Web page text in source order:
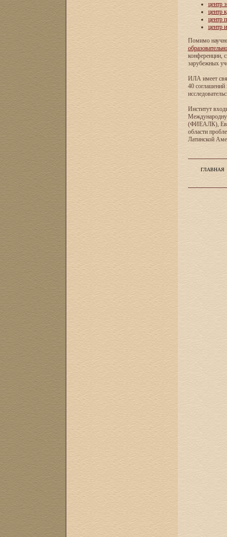
центр
центр
центр
центр
Помимо
конференции,
зарубежных
ИЛА имеет
40 соглашений
Институт
(ФИЕАЛК),
области
Латинской
ГЛАВНАЯ